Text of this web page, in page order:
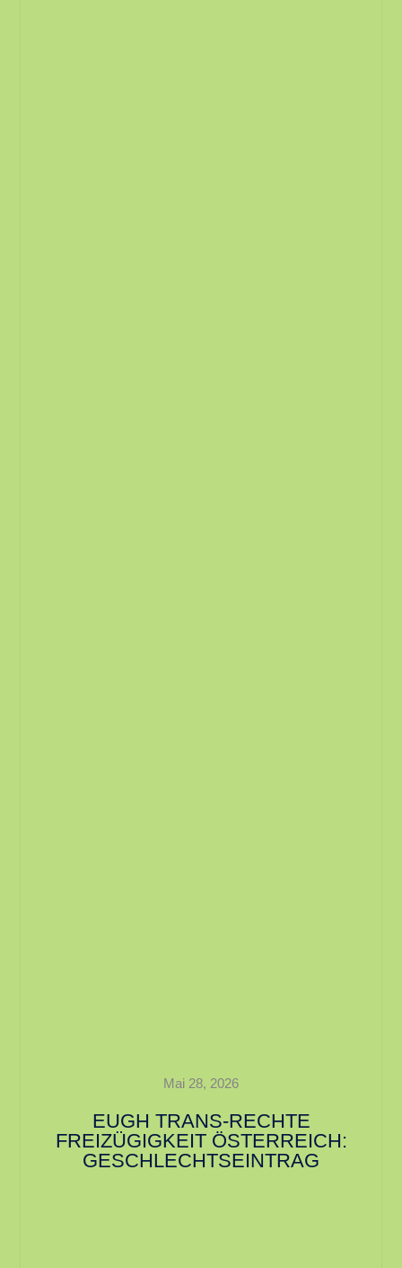
Mai 28, 2026
EUGH TRANS-RECHTE
FREIZÜGIGKEIT ÖSTERREICH:
GESCHLECHTSEINTRAG